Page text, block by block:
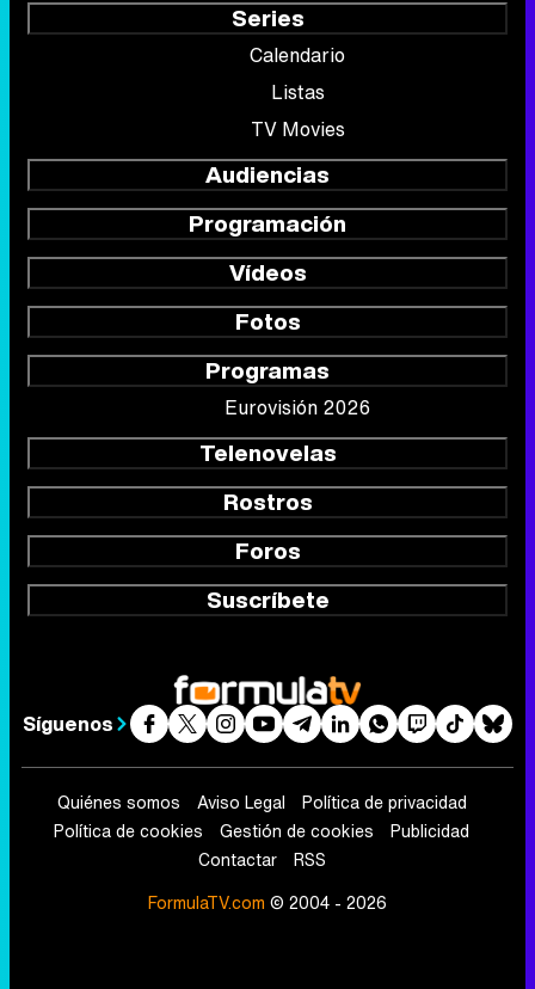
Series
Calendario
Listas
TV Movies
Audiencias
Programación
Vídeos
Fotos
Programas
Eurovisión 2026
Telenovelas
Rostros
Foros
Suscríbete
Síguenos
Quiénes somos Aviso Legal
Política de privacidad
Política de cookies
Gestión de cookies
Publicidad
Contactar
RSS
FormulaTV.com © 2004 - 2026